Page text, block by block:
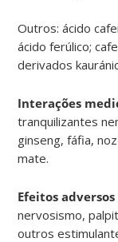
Outros: ácido
ácidoferúlico;
derivados
Interações
tranquilizantes
ginseng,fáfia,
mate.
Efeitos
nervosismo,
outros